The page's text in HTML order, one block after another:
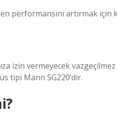
performansını artırmak için
izin vermeyecek
tipi Mann SG220’dir.